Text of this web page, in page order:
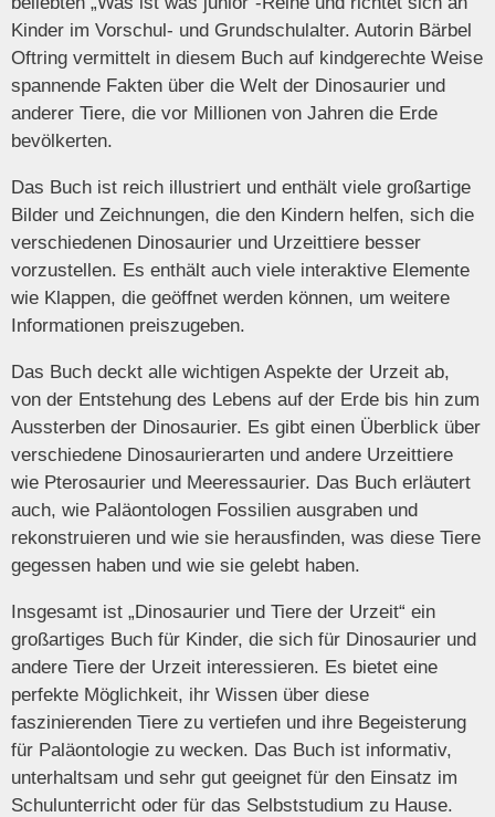
Kinder im Vorschul- und Grundschulalter. Autorin Bärbel
Oftring vermittelt in diesem Buch auf kindgerechte Weise
spannende Fakten über die Welt der Dinosaurier und
anderer Tiere, die vor Millionen von Jahren die Erde
bevölkerten.
Das Buch ist reich illustriert und enthält viele großartige
Bilder und Zeichnungen, die den Kindern helfen, sich die
verschiedenen Dinosaurier und Urzeittiere besser
vorzustellen. Es enthält auch viele interaktive Elemente
wie Klappen, die geöffnet werden können, um weitere
Informationen preiszugeben.
Das Buch deckt alle wichtigen Aspekte der Urzeit ab,
von der Entstehung des Lebens auf der Erde bis hin zum
Aussterben der Dinosaurier. Es gibt einen Überblick über
verschiedene Dinosaurierarten und andere Urzeittiere
wie Pterosaurier und Meeressaurier. Das Buch erläutert
auch, wie Paläontologen Fossilien ausgraben und
rekonstruieren und wie sie herausfinden, was diese Tiere
gegessen haben und wie sie gelebt haben.
Insgesamt ist „Dinosaurier und Tiere der Urzeit“ ein
großartiges Buch für Kinder, die sich für Dinosaurier und
andere Tiere der Urzeit interessieren. Es bietet eine
perfekte Möglichkeit, ihr Wissen über diese
faszinierenden Tiere zu vertiefen und ihre Begeisterung
für Paläontologie zu wecken. Das Buch ist informativ,
unterhaltsam und sehr gut geeignet für den Einsatz im
Schulunterricht oder für das Selbststudium zu Hause.